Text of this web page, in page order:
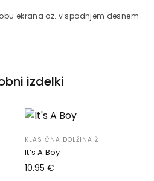
ekrana oz. v spodnjem desnem
izdelki
KLASIČNA DOLŽINA Ž
It’s A Boy
10.95 €